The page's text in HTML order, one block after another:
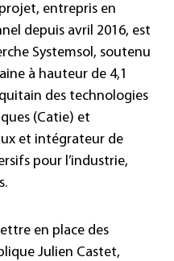
entrepris en
depuis avril 2016, est
Systemsol, soutenu
à hauteur de 4,1
des technologies
(Catie) et
et intégrateur de
pour l’industrie,
en place des
Julien Castet,